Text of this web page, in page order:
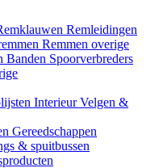
Remleidingen
Remmen overige
Banden Spoorverbreders
InterieurVelgen &
Gereedschappen
& spuitbussen